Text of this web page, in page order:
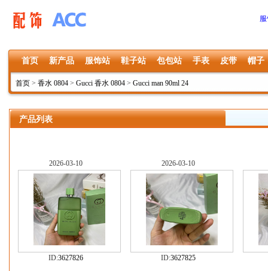
首页 新产品 服饰站 鞋子站 包包站 手表 皮带 帽子
首页 > 香水 0804 > Gucci 香水 0804 > Gucci man 90ml 24
产品列表
2026-03-10
ID:3627826
2026-03-10
ID:3627825